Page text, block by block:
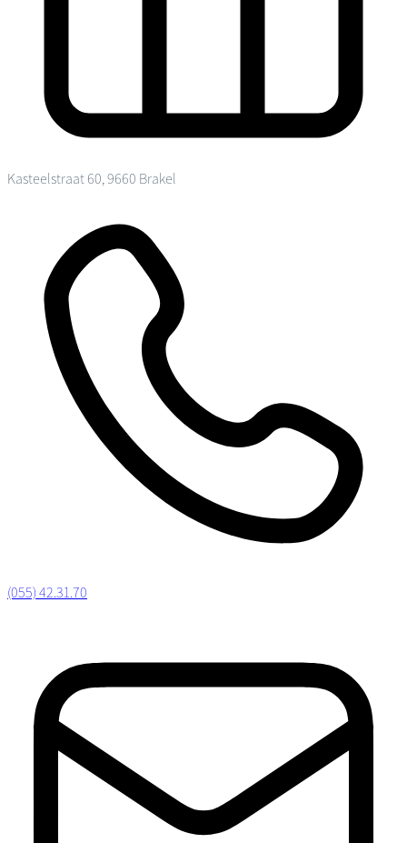
Kasteelstraat 60, 9660 Brakel
(055) 42.31.70